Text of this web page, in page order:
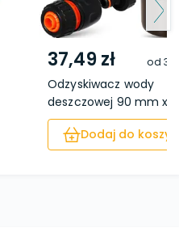
37,49 zł od
Odzyskiwacz wody
deszczowej 90 mm x
Dodaj do